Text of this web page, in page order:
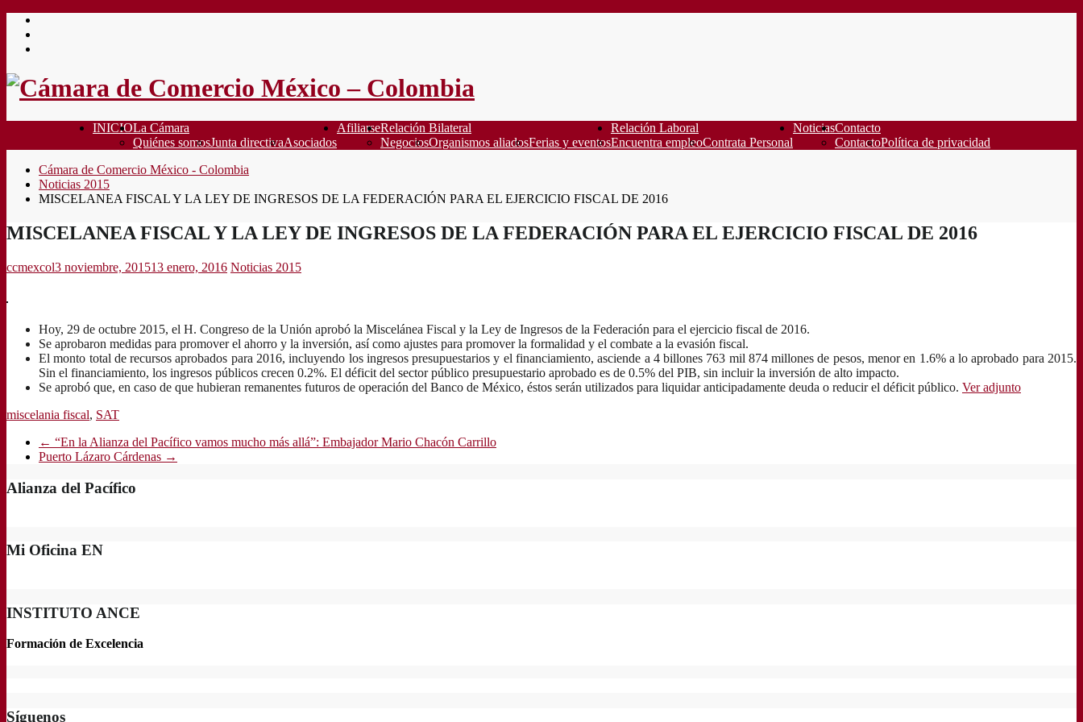
Saltar
contenido
INICIOLa Cámara
Quiénes somosJunta directivaAsociados
AfiliarseRelación Bilateral
NegociosOrganismos aliadosFerias y eventos
Relación Laboral
Encuentra empleoContrata Personal
NoticiasContacto
ContactoPolítica de privacidad
Cámara de Comercio México - Colombia
Noticias 2015
MISCELANEA FISCAL Y LA LEY DE INGRESOS DE LA FEDERACIÓN PARA EL EJERCICIO FISCAL DE 2016
MISCELANEA FISCAL Y LA LEY DE INGRESOS DE LA FEDERACIÓN PARA EL EJERCICIO FISCAL DE 2016
ccmexcol3 noviembre, 201513 enero, 2016 Noticias 2015
Hoy, 29 de octubre 2015, el H. Congreso de la Unión aprobó la Miscelánea Fiscal y la Ley de Ingresos de la Federación para el ejercicio fiscal de 2016.
Se aprobaron medidas para promover el ahorro y la inversión, así como ajustes para promover la formalidad y el combate a la evasión fiscal.
El monto total de recursos aprobados para 2016, incluyendo los ingresos presupuestarios y el financiamiento, asciende a 4 billones 763 mil 874 millones de pesos, menor en 1.6% a lo aprobado para 2015.
Sin el financiamiento, los ingresos públicos crecen 0.2%. El déficit del sector público presupuestario aprobado es de 0.5% del PIB, sin incluir la inversión de alto impacto.
Se aprobó que, en caso de que hubieran remanentes futuros de operación del Banco de México, éstos serán utilizados para liquidar anticipadamente deuda o reducir el déficit público. Ver adjunto
miscelania fiscal, SAT
← “En la Alianza del Pacífico vamos mucho más allá”: Embajador Mario Chacón Carrillo
Puerto Lázaro Cárdenas →
Alianza del Pacífico
Mi Oficina EN
INSTITUTO ANCE
Formación de Excelencia
Síguenos